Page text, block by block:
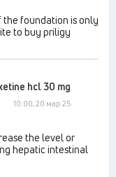
foundation is only
to buy priligy
hcl 30 mg
10:00, 20 мар 25
the level or
hepatic intestinal